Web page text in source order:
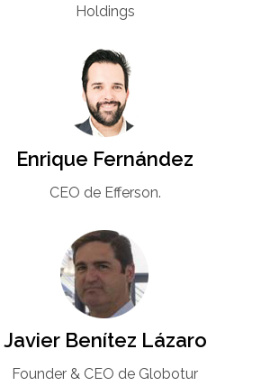
Holdings
Enrique Fernández
CEO de Efferson.
Javier Benítez Lázaro
Founder & CEO de Globotur​